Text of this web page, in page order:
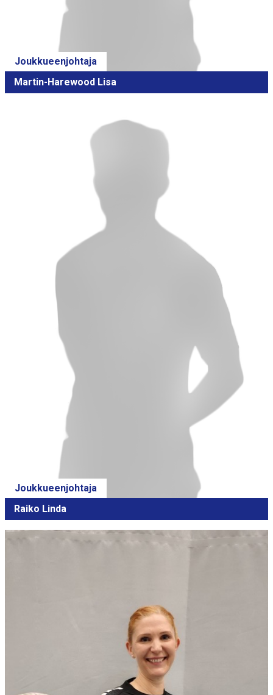
Joukkueenjohtaja
Martin-Harewood Lisa
Joukkueenjohtaja
Raiko Linda